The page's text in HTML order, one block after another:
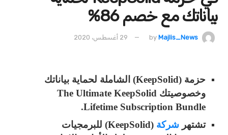
بياناتك مع خصم 86%
by Majlis_News 29 أغسطس، 2020
حزمة (KeepSolid) الشاملة لحماية بياناتك
وخصوصيتك The Ultimate KeepSolid
Lifetime Subscription Bundle.
تشتهر شركة
(KeepSolid) للبرمجيات